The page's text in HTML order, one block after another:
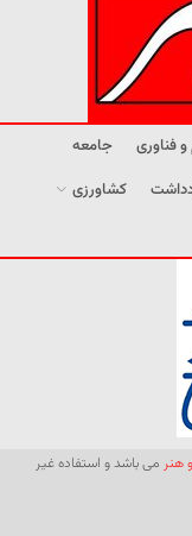
فناوری
جامعه
کشاورزی
هنر می باشد و استفاده غیر